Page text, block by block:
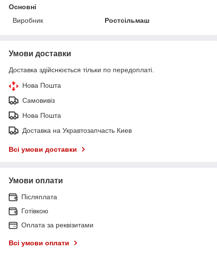
Основні
Виробник
Ростсільмаш
Умови доставки
Доставка здійснюється тільки по передоплаті.
Нова Пошта
Самовивіз
Нова Пошта
Доставка на Укравтозапчасть Киев
Всі умови доставки
Умови оплати
Післяплата
Готівкою
Оплата за реквізитами
Всі умови оплати